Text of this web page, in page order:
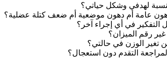
لهدفي وشكل حياتي؟
عامة أم دهون موضعية أم ضعف كتلة عضلية؟
التفكير في أي إجراء آخر؟
غير رقم الميزان؟
تغير الوزن في حالتي؟
التقدم دون استعجال؟